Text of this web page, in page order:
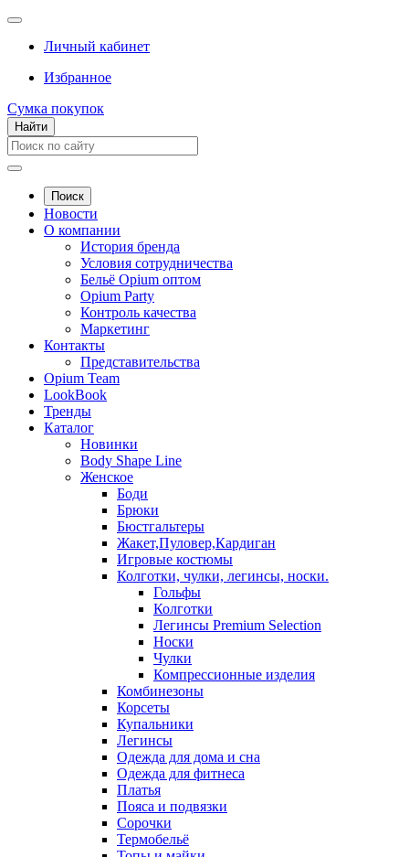
Личный кабинет
Избранное
Сумка покупок
Найти
Поиск
Новости
О компании
История бренда
Условия сотрудничества
Бельё Opium оптом
Opium Party
Контроль качества
Маркетинг
Контакты
Представительства
Opium Team
LookBook
Тренды
Каталог
Новинки
Body Shape Line
Женское
Боди
Брюки
Бюстгальтеры
Жакет,Пуловер,Кардиган
Игровые костюмы
Колготки, чулки, легинсы, носки.
Гольфы
Колготки
Легинсы Premium Selection
Носки
Чулки
Компрессионные изделия
Комбинезоны
Корсеты
Купальники
Легинсы
Одежда для дома и сна
Одежда для фитнеса
Платья
Пояса и подвязки
Сорочки
Термобельё